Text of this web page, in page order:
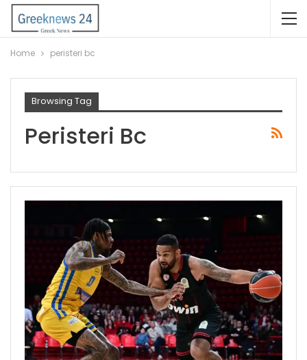
Home peristeri bc
Browsing Tag
Peristeri Bc